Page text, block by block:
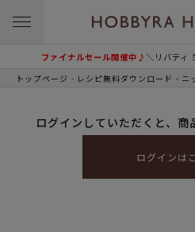
ファイナルセール開催中♪＼リバティ
トップページ レシピ無料ダウンロード ニ
ログインしていただくと、商
ログインは